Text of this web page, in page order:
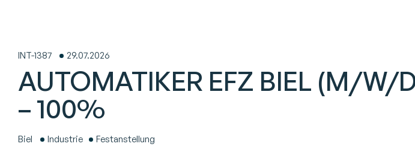
INT-1387 29.07.2026
AUTOMATIKER EFZ BIEL (M/W/
– 100%
Biel Industrie Festanstellung